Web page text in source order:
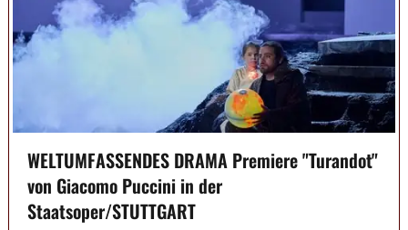
WELTUMFASSENDES DRAMA Premiere "Turandot"
von Giacomo Puccini in der
Staatsoper/STUTTGART